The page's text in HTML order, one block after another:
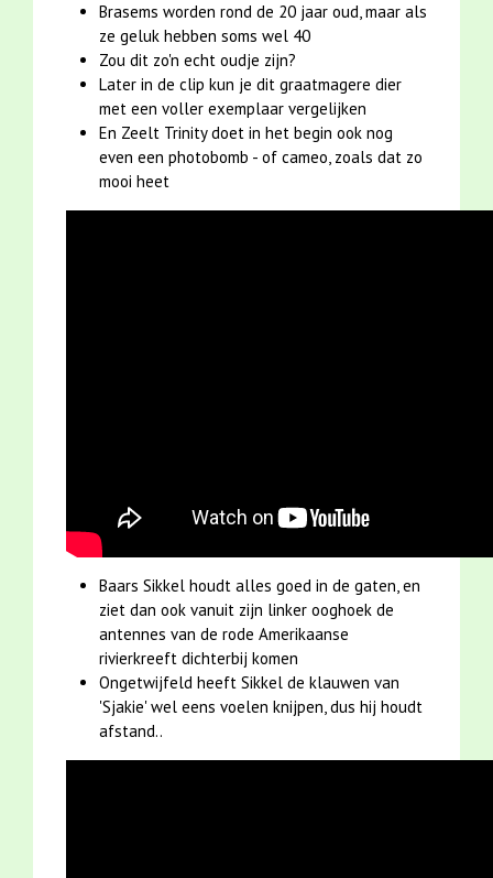
Brasems worden rond de 20 jaar oud, maar als
ze geluk hebben soms wel 40
Zou dit zo'n echt oudje zijn?
Later in de clip kun je dit graatmagere dier
met een voller exemplaar vergelijken
En Zeelt Trinity doet in het begin ook nog
even een photobomb - of cameo, zoals dat zo
mooi heet
Baars Sikkel houdt alles goed in de gaten, en
ziet dan ook vanuit zijn linker ooghoek de
antennes van de rode Amerikaanse
rivierkreeft dichterbij komen
Ongetwijfeld heeft Sikkel de klauwen van
'Sjakie' wel eens voelen knijpen, dus hij houdt
afstand..